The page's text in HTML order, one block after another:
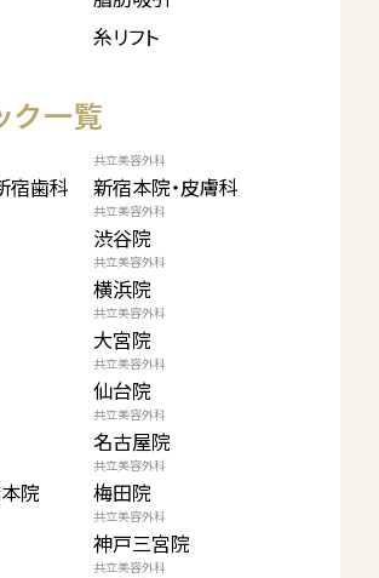
糸リフト
ク一覧
宿歯科
共立美容外科
新宿本院・皮膚科
共立美容外科
渋谷院
共立美容外科
横浜院
共立美容外科
大宮院
共立美容外科
仙台院
共立美容外科
名古屋院
院
共立美容外科
梅田院
共立美容外科
神戸三宮院
共立美容外科